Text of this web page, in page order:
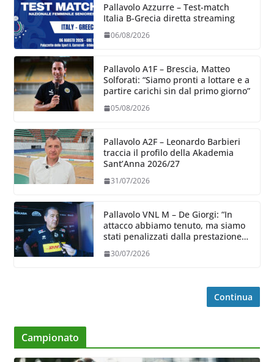
Pallavolo Azzurre – Test-match
Italia B-Grecia diretta streaming
06/08/2026
Pallavolo A1F – Brescia, Matteo
Solforati: “Siamo pronti a lottare e a
partire carichi sin dal primo giorno”
05/08/2026
Pallavolo A2F – Leonardo Barbieri
traccia il profilo della Akademia
Sant’Anna 2026/27
31/07/2026
Pallavolo VNL M – De Giorgi: “In
attacco abbiamo tenuto, ma siamo
stati penalizzati dalla prestazione
30/07/2026
Continua
Campionato